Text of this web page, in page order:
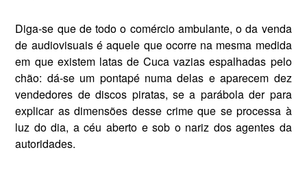
Diga-se que de todo o comércio ambulante, o da venda
de audiovi­suais é aquele que ocorre na mes­ma medida
em que existem latas de Cuca vazias espalhadas pelo
chão: dá-se um pontapé numa delas e aparecem dez
vendedores de discos piratas, se a parábola der para
explicar as dimensões des­se crime que se processa à
luz do dia, a céu aberto e sob o nariz dos agentes da
autoridades.